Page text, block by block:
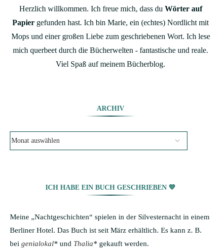
Herzlich willkommen. Ich freue mich, dass du Wörter auf
Papier gefunden hast. Ich bin Marie, ein (echtes) Nordlicht mit
Mops und einer großen Liebe zum geschriebenen Wort. Ich lese
mich querbeet durch die Bücherwelten - fantastische und reale.
Viel Spaß auf meinem Bücherblog.
ARCHIV
ICH HABE EIN BUCH GESCHRIEBEN 💙
Meine „Nachtgeschichten“ spielen in der Silvesternacht in einem
Berliner Hotel. Das Buch ist seit März erhältlich. Es kann z. B.
bei genialokal* und Thalia* gekauft werden.